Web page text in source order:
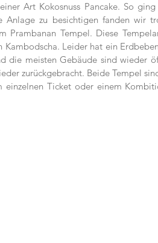
Art Kokosnuss Pancake. So
zu besichtigen fanden wir
Prambanan Tempel. Diese
Kambodscha. Leider hat ein
die meisten Gebäude sind wieder
zurückgebracht. Beide Tempel
einzelnen Ticket oder einem